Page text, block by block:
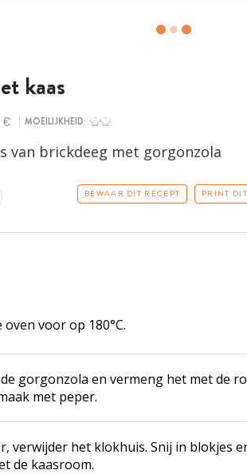
kaas
MOEILIJKHEID:
van brickdeeg met gorgonzola
BEWAAR DIT RECEPT PRINT
voor op 180°C.
gorgonzola en vermeng het met de
met peper.
verwijder het klokhuis. Snij in blokjes
de kaasroom.